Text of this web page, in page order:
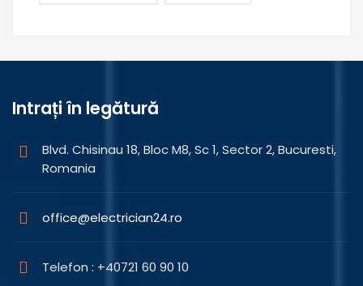
Intrați în legătură
Blvd. Chisinau 18, Bloc M8, Sc 1, Sector 2, Bucuresti,
Romania
office@electrician24.ro
Telefon : +40721 60 90 10